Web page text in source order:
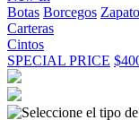
Botas Borcegos
Carteras
Cintos
SPECIAL PRICE